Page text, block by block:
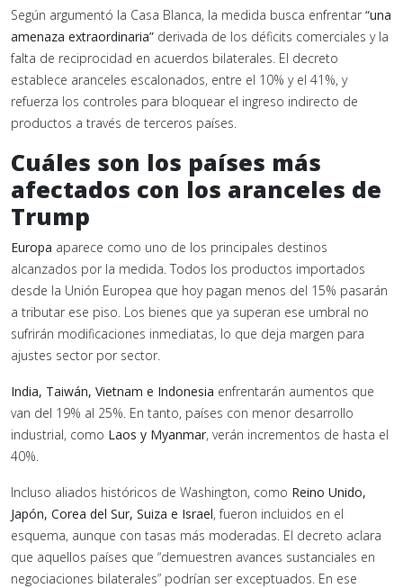
Según argumentó la Casa Blanca, la medida busca enfrentar “una
amenaza extraordinaria” derivada de los déficits comerciales y la
falta de reciprocidad en acuerdos bilaterales. El decreto
establece aranceles escalonados, entre el 10% y el 41%, y
refuerza los controles para bloquear el ingreso indirecto de
productos a través de terceros países.
Cuáles son los países más
afectados con los aranceles de
Trump
Europa aparece como uno de los principales destinos
alcanzados por la medida. Todos los productos importados
desde la Unión Europea que hoy pagan menos del 15% pasarán
a tributar ese piso. Los bienes que ya superan ese umbral no
sufrirán modificaciones inmediatas, lo que deja margen para
ajustes sector por sector.
India, Taiwán, Vietnam e Indonesia enfrentarán aumentos que
van del 19% al 25%. En tanto, países con menor desarrollo
industrial, como Laos y Myanmar, verán incrementos de hasta el
40%.
Incluso aliados históricos de Washington, como Reino Unido,
Japón, Corea del Sur, Suiza e Israel, fueron incluidos en el
esquema, aunque con tasas más moderadas. El decreto aclara
que aquellos países que “demuestren avances sustanciales en
negociaciones bilaterales” podrían ser exceptuados. En ese